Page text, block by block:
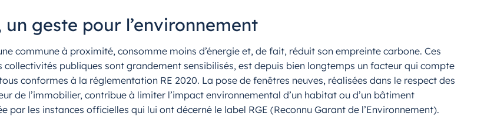
geste pour l’environnement
commune à proximité, consomme moins d’énergie et, de fait, réduit son empreinte carbone. Ces
publiques sont grandement sensibilisés, est depuis bien longtemps un facteur qui compte
conformes à la réglementation RE 2020. La pose de fenêtres neuves, réalisées dans le respect des
de l’immobilier, contribue à limiter l’impact environnemental d’un habitat ou d’un bâtiment
les instances officielles qui lui ont décerné le label RGE (Reconnu Garant de l’Environnement).